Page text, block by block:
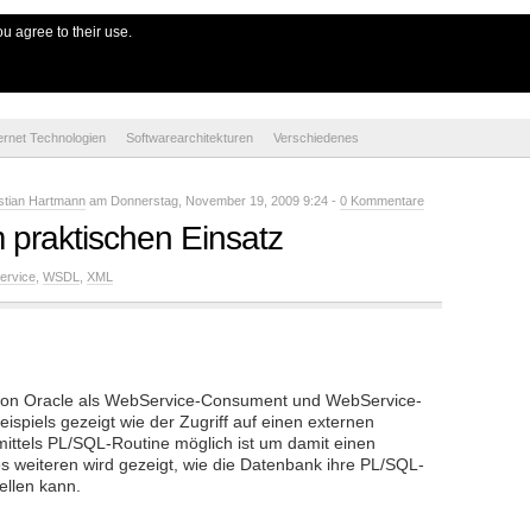
Technologien Softwarearchitekturen Verschiedenes
Hartmann am Donnerstag, November 19, 2009 9:24 - 0 Kommentare
praktischen Einsatz
WSDL XML
Oracle als WebService-Consument und WebService-
gezeigt wie der Zugriff auf einen externen
PL/SQL-Routine möglich ist um damit einen
weiteren wird gezeigt, wie die Datenbank ihre PL/SQL-
kann.
agree to their use.